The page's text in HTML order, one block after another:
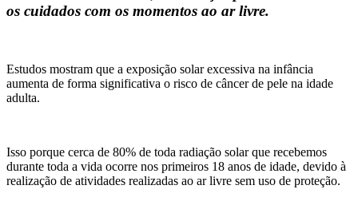
os cuidados com os momentos ao ar livre.
Estudos mostram que a exposição solar excessiva na infância
aumenta de forma significativa o risco de câncer de pele na idade
adulta.
Isso porque cerca de 80% de toda radiação solar que recebemos
durante toda a vida ocorre nos primeiros 18 anos de idade, devido à
realização de atividades realizadas ao ar livre sem uso de proteção.